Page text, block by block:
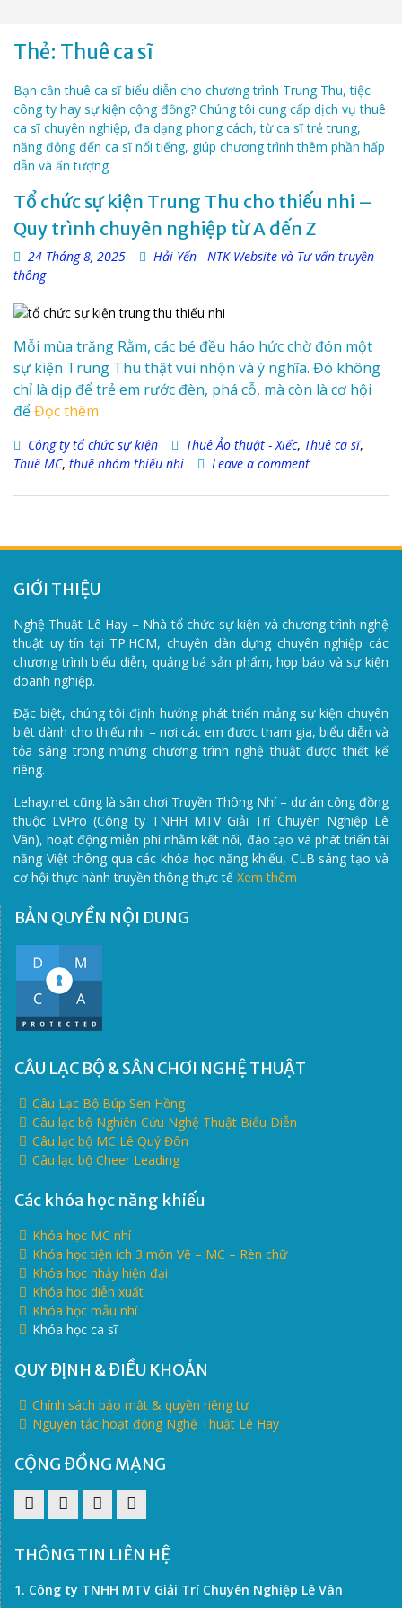
Thẻ: Thuê ca sĩ
Bạn cần thuê ca sĩ biểu diễn cho chương trình Trung Thu, tiệc
công ty hay sự kiện cộng đồng? Chúng tôi cung cấp dịch vụ thuê
ca sĩ chuyên nghiệp, đa dạng phong cách, từ ca sĩ trẻ trung,
năng động đến ca sĩ nổi tiếng, giúp chương trình thêm phần hấp
dẫn và ấn tượng
Tổ chức sự kiện Trung Thu cho thiếu nhi –
Quy trình chuyên nghiệp từ A đến Z
24 Tháng 8, 2025
Hải Yến - NTK Website và Tư vấn truyền
thông
Mỗi mùa trăng Rằm, các bé đều háo hức chờ đón một
sự kiện Trung Thu thật vui nhộn và ý nghĩa. Đó không
chỉ là dịp để trẻ em rước đèn, phá cỗ, mà còn là cơ hội
đểĐọc thêm
Công ty tổ chức sự kiện Thuê Ảo thuật - Xiếc, Thuê ca sĩ,
Thuê MC, thuê nhóm thiếu nhi Leave a comment
GIỚI THIỆU
Nghệ Thuật Lê Hay – Nhà tổ chức sự kiện và chương trình nghệ
thuật uy tín tại TP.HCM, chuyên dàn dựng chuyên nghiệp các
chương trình biểu diễn, quảng bá sản phẩm, họp báo và sự kiện
doanh nghiệp.
Đặc biệt, chúng tôi định hướng phát triển mảng sự kiện chuyên
biệt dành cho thiếu nhi – nơi các em được tham gia, biểu diễn và
tỏa sáng trong những chương trình nghệ thuật được thiết kế
riêng.
Lehay.net cũng là sân chơi Truyền Thông Nhí – dự án cộng đồng
thuộc LVPro (Công ty TNHH MTV Giải Trí Chuyên Nghiệp Lê
Vân), hoạt động miễn phí nhằm kết nối, đào tạo và phát triển tài
năng Việt thông qua các khóa học năng khiếu, CLB sáng tạo và
cơ hội thực hành truyền thông thực tế Xem thêm
BẢN QUYỀN NỘI DUNG
CÂU LẠC BỘ & SÂN CHƠI NGHỆ THUẬT
Câu Lạc Bộ Búp Sen Hồng
Câu lạc bộ Nghiên Cứu Nghệ Thuật Biểu Diễn
Câu lạc bộ MC Lê Quý Đôn
Câu lạc bộ Cheer Leading
Các khóa học năng khiếu
Khóa học MC nhí
Khóa học tiện ích 3 môn Vẽ – MC – Rèn chữ
Khóa học nhảy hiện đại
Khóa học diễn xuất
Khóa học mẫu nhí
Khóa học ca sĩ
QUY ĐỊNH & ĐIỀU KHOẢN
Chính sách bảo mật & quyền riêng tư
Nguyên tắc hoạt động Nghệ Thuật Lê Hay
CỘNG ĐỒNG MẠNG
THÔNG TIN LIÊN HỆ
1. Công ty TNHH MTV Giải Trí Chuyên Nghiệp Lê Vân